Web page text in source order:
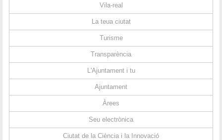
Vila-real
La teua ciutat
Turisme
Transparència
L'Ajuntament i tu
Ajuntament
Àrees
Seu electrònica
Ciutat de la Ciència i la Innovació